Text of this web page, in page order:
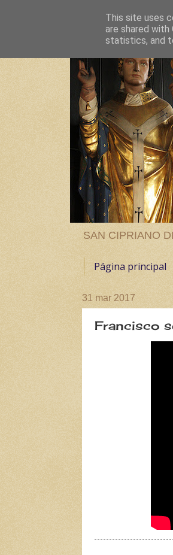
SAN CIPRIANO
Página principal
31 mar 2017
Francisco
This site uses
are shared
statistics, and